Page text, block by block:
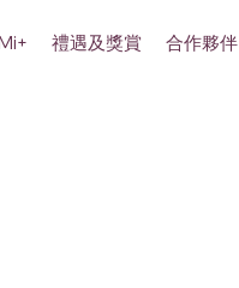
禮遇及獎賞 合作夥伴